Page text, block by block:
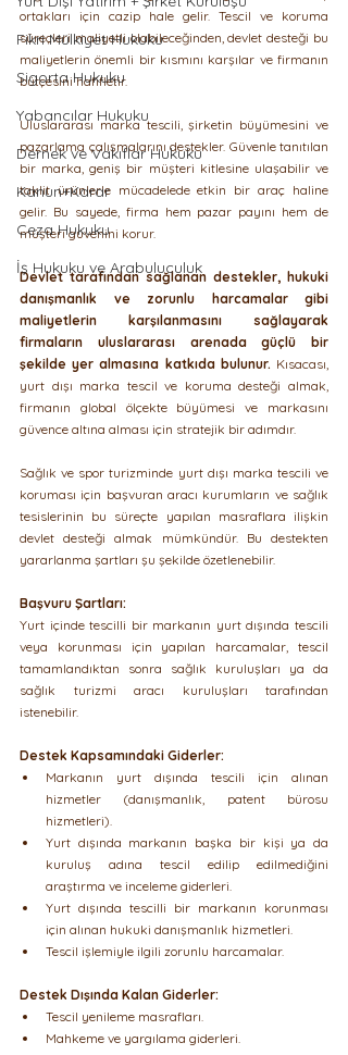
Fikri Mülkiyet Hukuku
Sigorta Hukuku
Yabancılar Hukuku
Dernek ve Vakıflar Hukuku
Kanun+Karar
Ceza Hukuku
İş Hukuku ve Arabuluculuk
ortakları için cazip hale gelir. Tescil ve koruma
süreçleri maliyetli olabileceğinden, devlet desteği bu
maliyetlerin önemli bir kısmını karşılar ve firmanın
bütçesini hafifletir.
Uluslararası marka tescili, şirketin büyümesini ve
pazarlama çalışmalarını destekler. Güvenle tanıtılan
bir marka, geniş bir müşteri kitlesine ulaşabilir ve
taklit ürünlerle mücadelede etkin bir araç haline
gelir. Bu sayede, firma hem pazar payını hem de
müşteri güvenini korur.
Devlet tarafından sağlanan destekler, hukuki
danışmanlık ve zorunlu harcamalar gibi
maliyetlerin karşılanmasını sağlayarak
firmaların uluslararası arenada güçlü bir
şekilde yer almasına katkıda bulunur. Kısacası,
yurt dışı marka tescil ve koruma desteği almak,
firmanın global ölçekte büyümesi ve markasını
güvence altına alması için stratejik bir adımdır.
Sağlık ve spor turizminde yurt dışı marka tescili ve
koruması için başvuran aracı kurumların ve sağlık
tesislerinin bu süreçte yapılan masraflara ilişkin
devlet desteği almak mümkündür. Bu destekten
yararlanma şartları şu şekilde özetlenebilir.
Başvuru Şartları:
Yurt içinde tescilli bir markanın yurt dışında tescili
veya korunması için yapılan harcamalar, tescil
tamamlandıktan sonra sağlık kuruluşları ya da
sağlık turizmi aracı kuruluşları tarafından
istenebilir.
Destek Kapsamındaki Giderler:
Markanın yurt dışında tescili için alınan
hizmetler (danışmanlık, patent bürosu
hizmetleri).
Yurt dışında markanın başka bir kişi ya da
kuruluş adına tescil edilip edilmediğini
araştırma ve inceleme giderleri.
Yurt dışında tescilli bir markanın korunması
için alınan hukuki danışmanlık hizmetleri.
Tescil işlemiyle ilgili zorunlu harcamalar.
Destek Dışında Kalan Giderler:
Tescil yenileme masrafları.
Mahkeme ve yargılama giderleri.